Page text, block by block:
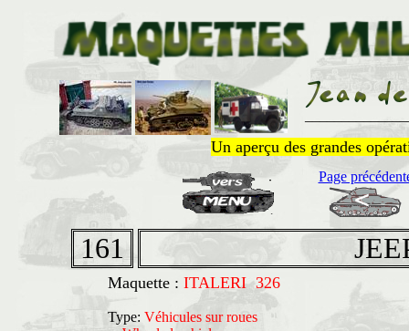
Un aperçu des grandes
Page
161
Maquette : ITALERI 326
Type: Véhicules sur roues